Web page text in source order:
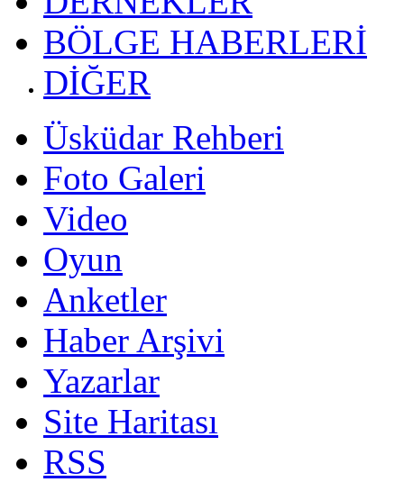
BÖLGE HABERLERİ
DİĞER
Üsküdar Rehberi
Foto Galeri
Video
Oyun
Anketler
Haber Arşivi
Yazarlar
Site Haritası
RSS